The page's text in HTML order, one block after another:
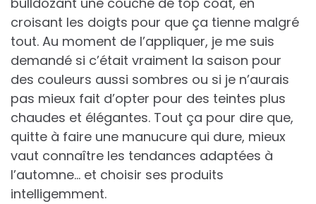
croisant les doigts pour que ça tienne malgré
tout. Au moment de l’appliquer, je me suis
demandé si c’était vraiment la saison pour
des couleurs aussi sombres ou si je n’aurais
pas mieux fait d’opter pour des teintes plus
chaudes et élégantes. Tout ça pour dire que,
quitte à faire une manucure qui dure, mieux
vaut connaître les tendances adaptées à
l’automne… et choisir ses produits
intelligemment.